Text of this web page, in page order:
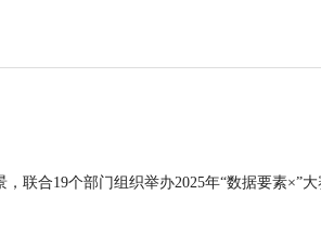
联合19个部门组织举办2025年“数据要素×”大